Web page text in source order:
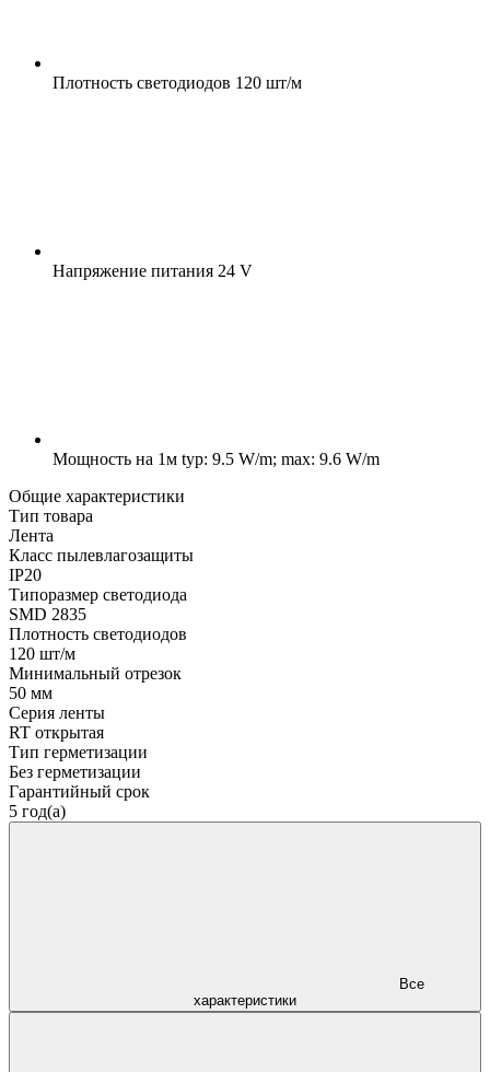
Плотность светодиодов 120 шт/м
Напряжение питания 24 V
Мощность на 1м typ: 9.5 W/m; max: 9.6 W/m
Общие характеристики
Тип товара
Лента
Класс пылевлагозащиты
IP20
Типоразмер светодиода
SMD 2835
Плотность светодиодов
120 шт/м
Минимальный отрезок
50 мм
Серия ленты
RT открытая
Тип герметизации
Без герметизации
Гарантийный срок
5 год(а)
характеристики